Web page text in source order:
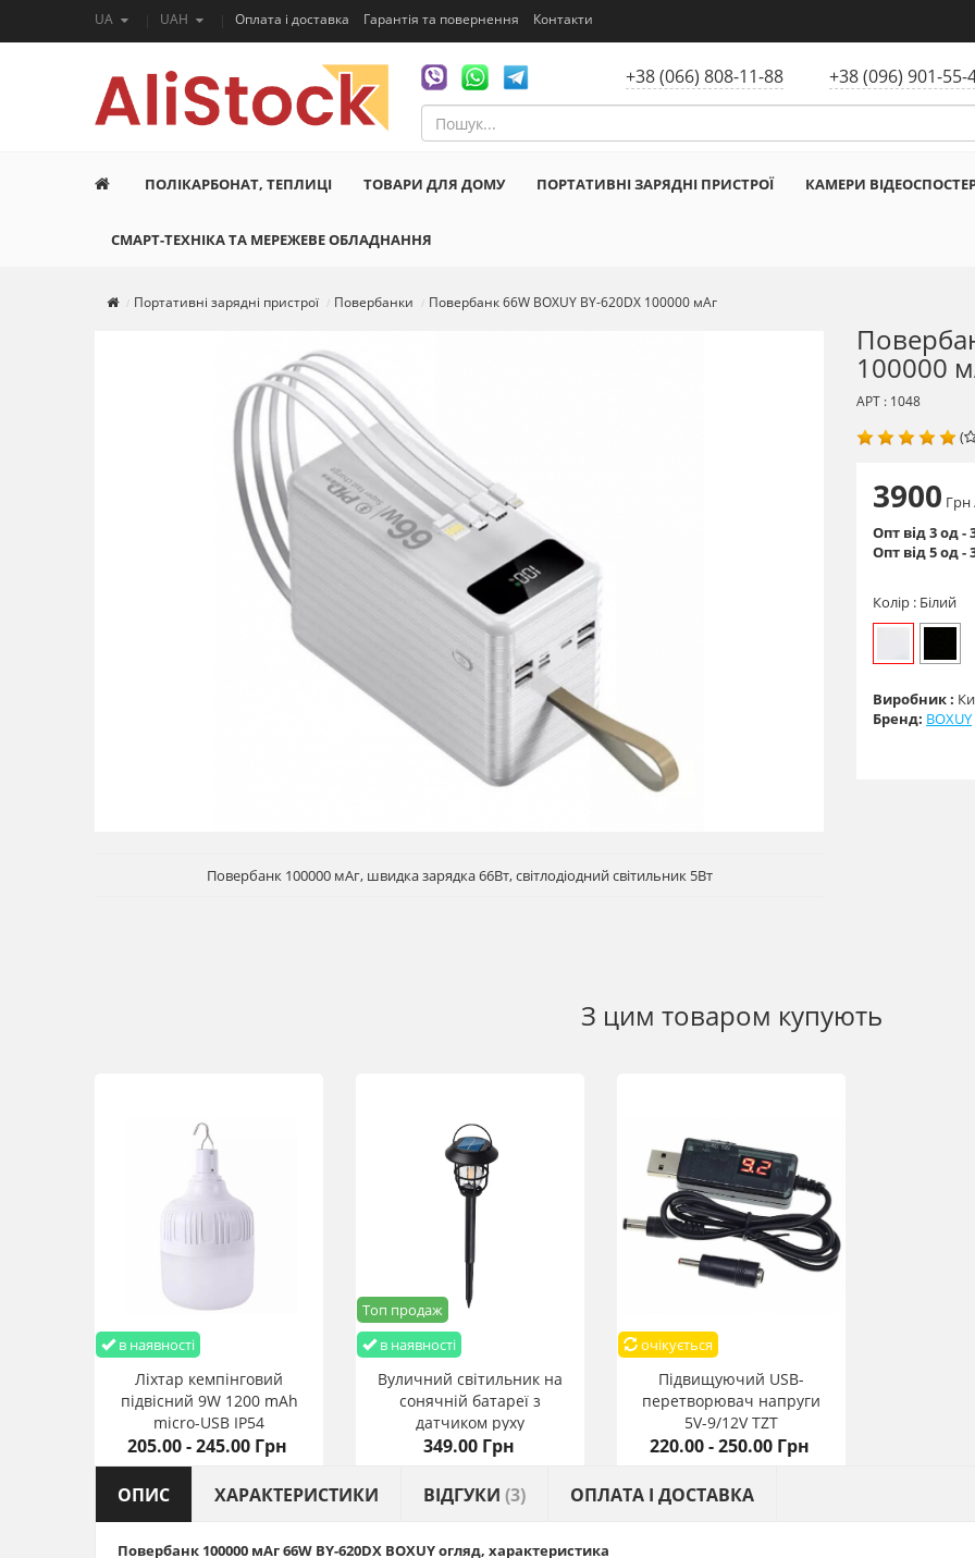
UA UAH Оплата і доставка Гарантія та повернення Контакти
+38 (066) 808-11-88 +38 (096) 901-55-
ПОЛІКАРБОНАТ, ТЕПЛИЦІ ТОВАРИ ДЛЯ ДОМУ ПОРТАТИВНІ ЗАРЯДНІ ПРИСТРОЇ КАМЕРИ
СМАРТ-ТЕХНІКА ТА МЕРЕЖЕВЕ ОБЛАДНАННЯ
Портативні зарядні пристрої Повербанки Повербанк 66W BOXUY BY-620DX 100000 мАг
Повербанк 100000 мАг, швидка зарядка 66Вт, світлодіодний світильник 5Вт
100000
АРТ : 1048
(
3900 Грн
Опт від 3 од -
Опт від 5 од -
Колір : Білий
Виробник :
Бренд: BOXUY
З цим товаром купують
в наявності
Ліхтар кемпінговий
підвісний 9W 1200 mАh
micro-USB IP54
205.00 - 245.00 Грн
в наявності
Топ продаж
Вуличний світильник на
сонячній батареї з
датчиком руху
349.00 Грн
очікується
Підвищуючий USB-
перетворювач напруги
5V-9/12V TZT
220.00 - 250.00 Грн
ОПИС ХАРАКТЕРИСТИКИ ВІДГУКИ (3) ОПЛАТА І ДОСТАВКА
Повербанк 100000 мАг 66W BY-620DX BOXUY огляд, характеристика